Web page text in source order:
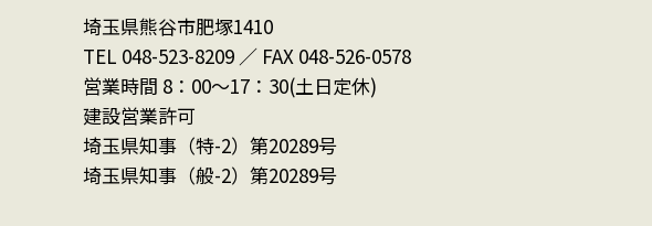
埼玉県熊谷市肥塚1410
TEL 048-523-8209 ／ FAX 048-526-0578
営業時間 8：00～17：30(土日定休)
建設営業許可
埼玉県知事（特-2）第20289号
埼玉県知事（般-2）第20289号